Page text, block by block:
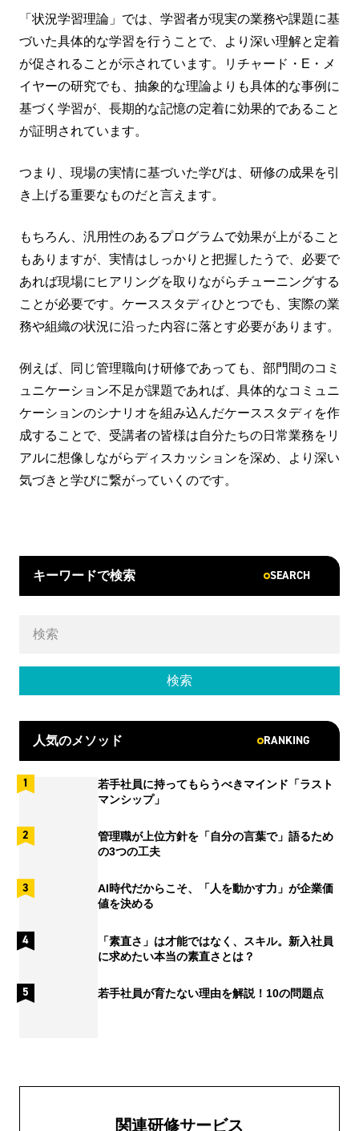
「状況学習理論」では、学習者が現実の業務や課題に基
づいた具体的な学習を行うことで、より深い理解と定着
が促されることが示されています。リチャード・E・メ
イヤーの研究でも、抽象的な理論よりも具体的な事例に
基づく学習が、長期的な記憶の定着に効果的であること
が証明されています。
つまり、現場の実情に基づいた学びは、研修の成果を引
き上げる重要なものだと言えます。
もちろん、汎用性のあるプログラムで効果が上がること
もありますが、実情はしっかりと把握したうで、必要で
あれば現場にヒアリングを取りながらチューニングする
ことが必要です。ケーススタディひとつでも、実際の業
務や組織の状況に沿った内容に落とす必要があります。
例えば、同じ管理職向け研修であっても、部門間のコミ
ュニケーション不足が課題であれば、具体的なコミュニ
ケーションのシナリオを組み込んだケーススタディを作
成することで、受講者の皆様は自分たちの日常業務をリ
アルに想像しながらディスカッションを深め、より深い
気づきと学びに繋がっていくのです。
キーワードで検索 SEARCH
人気のメソッド RANKING
若手社員に持ってもらうべきマインド「ラスト
マンシップ」
管理職が上位方針を「自分の言葉で」語るため
の3つの工夫
AI時代だからこそ、「人を動かす力」が企業価
値を決める
「素直さ」は才能ではなく、スキル。新入社員
に求めたい本当の素直さとは？
若手社員が育たない理由を解説！10の問題点
関連研修サービス